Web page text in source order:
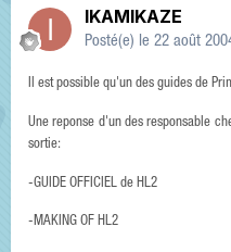
IKAMIKAZE
Posté(e) le 22 août
Il est possible qu'un des guides de
Une reponse d'un des responsable
sortie:
-GUIDE OFFICIEL de HL2
-MAKING OF HL2